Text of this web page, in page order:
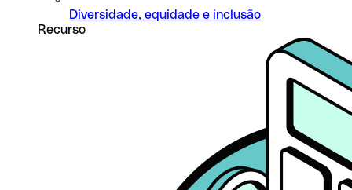
Diversidade, equidade e inclusão
Recurso